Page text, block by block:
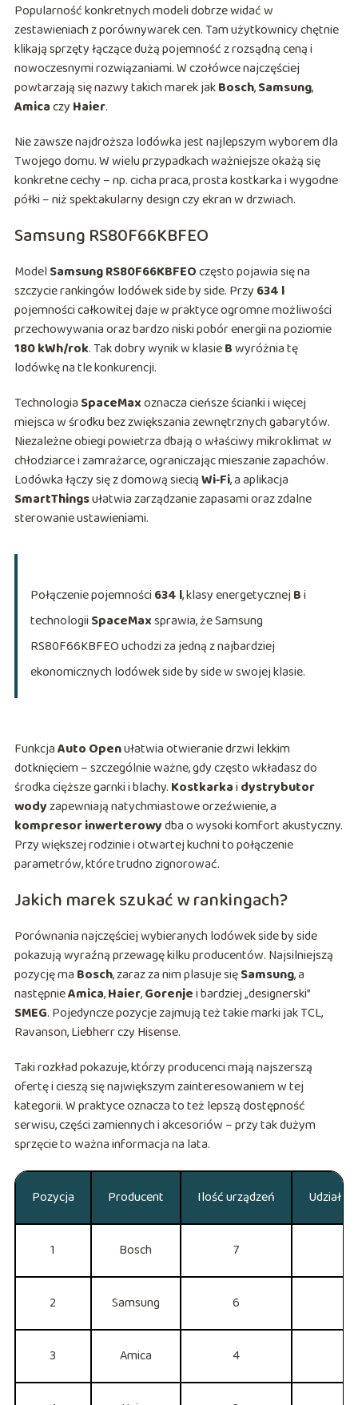
Popularność konkretnych modeli dobrze widać w
zestawieniach z porównywarek cen. Tam użytkownicy chętnie
klikają sprzęty łączące dużą pojemność z rozsądną ceną i
nowoczesnymi rozwiązaniami. W czołówce najczęściej
powtarzają się nazwy takich marek jakBosch,Samsung,
Amicaczy Haier.
Nie zawsze najdroższa lodówka jest najlepszym wyborem dla
Twojego domu. W wielu przypadkach ważniejsze okażą się
konkretne cechy – np. cicha praca, prosta kostkarka i wygodne
półki – niż spektakularny design czy ekran w drzwiach.
Samsung RS80F66KBFEO
Model Samsung RS80F66KBFEOczęsto pojawia się na
szczycie rankingów lodówek side by side. Przy 634 l
pojemności całkowitej daje w praktyce ogromne możliwości
przechowywania oraz bardzo niski pobór energii na poziomie
180 kWh/rok. Tak dobry wynik w klasieBwyróżnia tę
lodówkę na tle konkurencji.
Technologia SpaceMaxoznacza cieńsze ścianki i więcej
miejsca w środku bez zwiększania zewnętrznych gabarytów.
Niezależne obiegi powietrza dbają o właściwy mikroklimat w
chłodziarce i zamrażarce, ograniczając mieszanie zapachów.
Lodówka łączy się z domową sieciąWi‑Fi, a aplikacja
SmartThingsułatwia zarządzanie zapasami oraz zdalne
sterowanie ustawieniami.
Połączenie pojemności 634 l, klasy energetycznejBi
technologii SpaceMaxsprawia, że Samsung
RS80F66KBFEO uchodzi za jedną z najbardziej
ekonomicznych lodówek side by side w swojej klasie.
FunkcjaAuto Openułatwia otwieranie drzwi lekkim
dotknięciem – szczególnie ważne, gdy często wkładasz do
środka cięższe garnki i blachy. Kostkarkai dystrybutor
wodyzapewniają natychmiastowe orzeźwienie, a
kompresor inwerterowydba o wysoki komfort akustyczny.
Przy większej rodzinie i otwartej kuchni to połączenie
parametrów, które trudno zignorować.
Jakich marek szukać w rankingach?
Porównania najczęściej wybieranych lodówek side by side
pokazują wyraźną przewagę kilku producentów. Najsilniejszą
pozycję ma Bosch, zaraz za nim plasuje sięSamsung, a
następnieAmica,Haier,Gorenjei bardziej „designerski”
SMEG. Pojedyncze pozycje zajmują też takie marki jak TCL,
Ravanson, Liebherr czy Hisense.
Taki rozkład pokazuje, którzy producenci mają najszerszą
ofertę i cieszą się największym zainteresowaniem w tej
kategorii. W praktyce oznacza to też lepszą dostępność
serwisu, części zamiennych i akcesoriów – przy tak dużym
sprzęcie to ważna informacja na lata.
Pozycja Producent Ilość urządzeń Udział
1 Bosch 7
2 Samsung 6
3 Amica 4